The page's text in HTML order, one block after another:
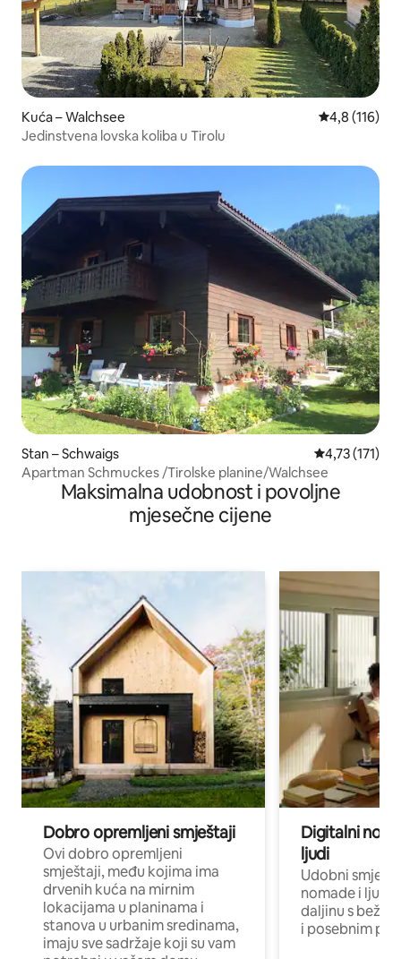
Kuća – Walchsee Prosječna
4,8 (116)
Jedinstvena lovska koliba u Tirolu
Stan – Schwaigs Prosječna
4,73 (171)
Apartman Schmuckes /Tirolske planine/Walchsee
Maksimalna udobnost i povoljne
mjesečne cijene
Dobro opremljeni smještaji
Ovi dobro opremljeni
smještaji, među kojima ima
drvenih kuća na mirnim
lokacijama u planinama i
stanova u urbanim sredinama,
imaju sve sadržaje koji su vam
Digitalni
ljudi
Udobni
nomade i ljude
daljinu s
i posebnim